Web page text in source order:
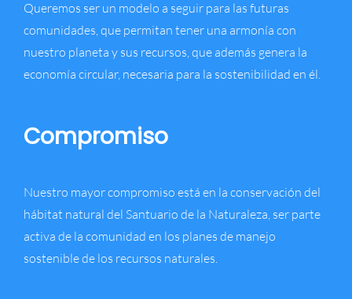
Queremos ser un modelo a seguir para las futuras
comunidades, que permitan tener una armonía con
nuestro planeta y sus recursos, que además genera la
economía circular, necesaria para la sostenibilidad en él.
Compromiso
Nuestro mayor compromiso está en la conservación del
hábitat natural del Santuario de la Naturaleza, ser parte
activa de la comunidad en los planes de manejo
sostenible de los recursos naturales.